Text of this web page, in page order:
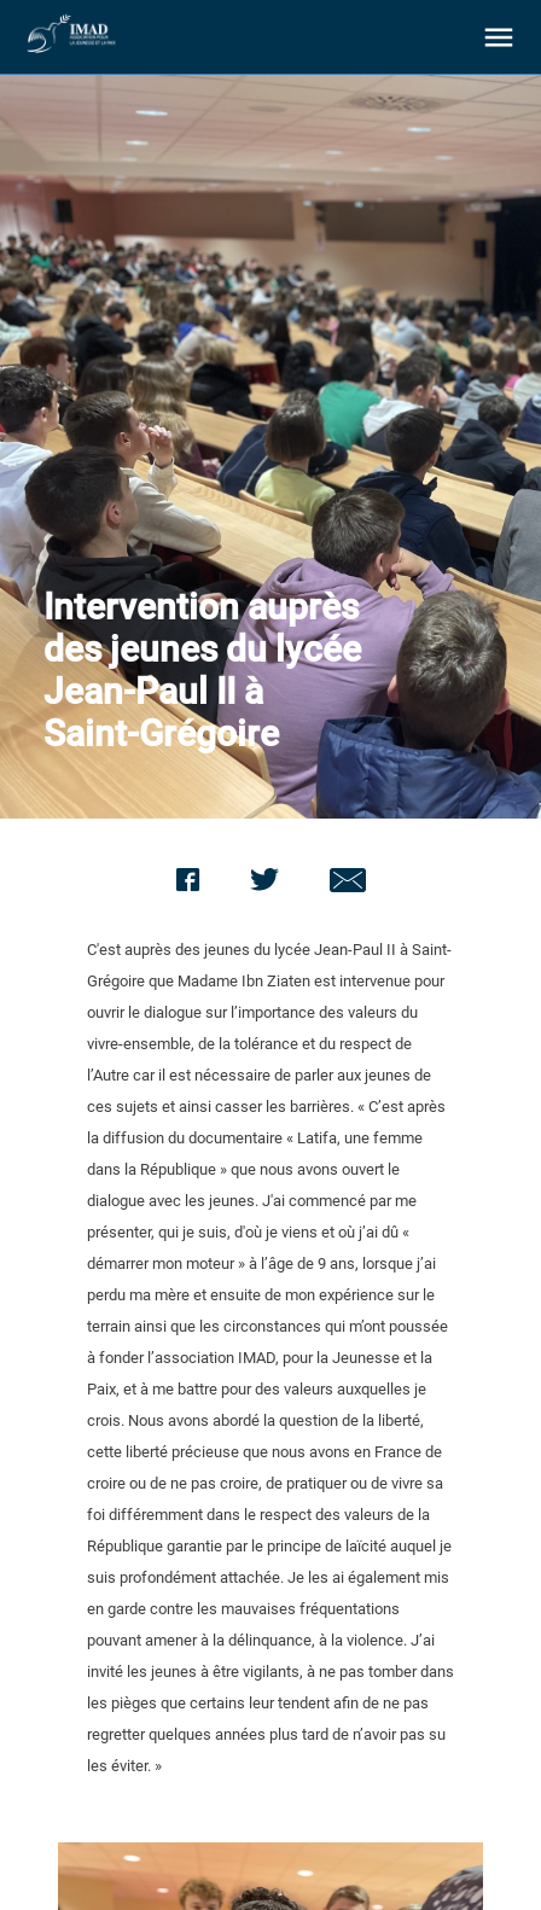
About us
Our goals
Our actions
Resources
Support us
Contact us
Intervention auprès
des jeunes du lycée
Jean-Paul II à
Saint-Grégoire
C'est auprès des jeunes du lycée Jean-Paul II à Saint-
Grégoire que Madame Ibn Ziaten est intervenue pour
ouvrir le dialogue sur l’importance des valeurs du
vivre-ensemble, de la tolérance et du respect de
l’Autre car il est nécessaire de parler aux jeunes de
ces sujets et ainsi casser les barrières. « C’est après
la diffusion du documentaire « Latifa, une femme
dans la République » que nous avons ouvert le
dialogue avec les jeunes. J'ai commencé par me
présenter, qui je suis, d'où je viens et où j’ai dû «
démarrer mon moteur » à l’âge de 9 ans, lorsque j’ai
perdu ma mère et ensuite de mon expérience sur le
terrain ainsi que les circonstances qui m’ont poussée
à fonder l’association IMAD, pour la Jeunesse et la
Paix, et à me battre pour des valeurs auxquelles je
crois. Nous avons abordé la question de la liberté,
cette liberté précieuse que nous avons en France de
croire ou de ne pas croire, de pratiquer ou de vivre sa
foi différemment dans le respect des valeurs de la
République garantie par le principe de laïcité auquel je
suis profondément attachée. Je les ai également mis
en garde contre les mauvaises fréquentations
pouvant amener à la délinquance, à la violence. J’ai
invité les jeunes à être vigilants, à ne pas tomber dans
les pièges que certains leur tendent afin de ne pas
regretter quelques années plus tard de n’avoir pas su
les éviter. »